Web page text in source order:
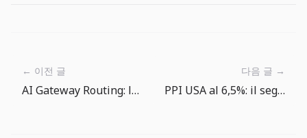
← 이전 글
AI Gateway Routing: la scelta del LLM diventa una policy operativa
다음 글 →
PPI USA al 6,5%: il segnale scomodo arriva dalle fatture dei fornitori